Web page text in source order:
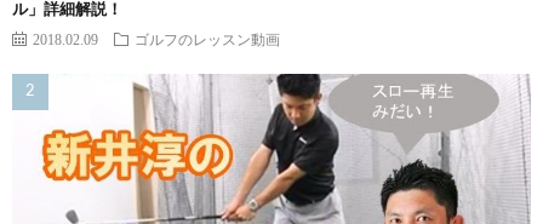
ル」詳細解説！
2018.02.09 ゴルフのレッスン動画